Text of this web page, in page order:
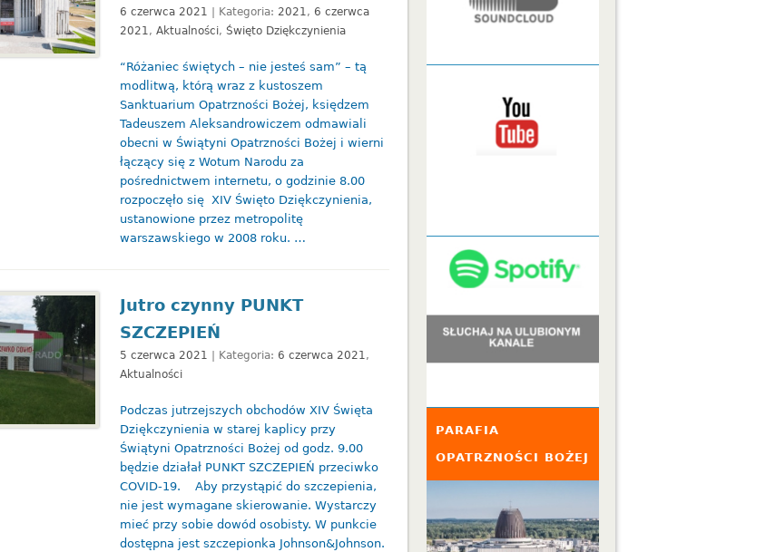
6 czerwca 2021 | Kategoria: 2021, 6 czerwca
2021, Aktualności, Święto Dziękczynienia
“Różaniec świętych – nie jesteś sam” – tą
modlitwą, którą wraz z kustoszem
Sanktuarium Opatrzności Bożej, księdzem
Tadeuszem Aleksandrowiczem odmawiali
obecni w Świątyni Opatrzności Bożej i wierni
łączący się z Wotum Narodu za
pośrednictwem internetu, o godzinie 8.00
rozpoczęło się XIV Święto Dziękczynienia,
ustanowione przez metropolitę
warszawskiego w 2008 roku. …
Jutro czynny PUNKT
SZCZEPIEŃ
5 czerwca 2021 | Kategoria: 6 czerwca 2021,
Aktualności
Podczas jutrzejszych obchodów XIV Święta
Dziękczynienia w starej kaplicy przy
Świątyni Opatrzności Bożej od godz. 9.00
będzie działał PUNKT SZCZEPIEŃ przeciwko
COVID-19. Aby przystąpić do szczepienia,
nie jest wymagane skierowanie. Wystarczy
mieć przy sobie dowód osobisty. W punkcie
dostępna jest szczepionka Johnson&Johnson.
PARAFIA
OPATRZNOŚCI BOŻEJ